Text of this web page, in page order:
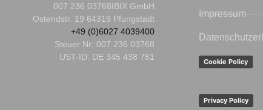
007 236 03768IBIX GmbH
Ostendstr. 19 64319 Pfungstadt
+49 (0)6027 4039400
Steuer Nr: 007 236 03768
UST-ID: DE 345 438 781
Impressum
Cookie Policy
Privacy Policy